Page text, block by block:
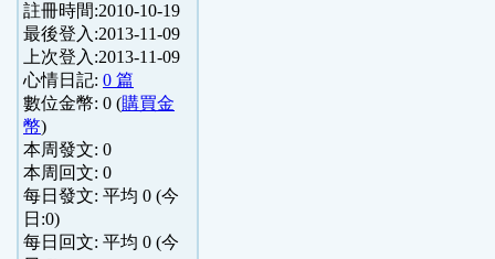
註冊時間:2010-10-19
最後登入:2013-11-09
上次登入:2013-11-09
心情日記: 0 篇
數位金幣: 0 (購買金
幣)
本周發文: 0
本周回文: 0
每日發文: 平均 0 (今
日:0)
每日回文: 平均 0 (今